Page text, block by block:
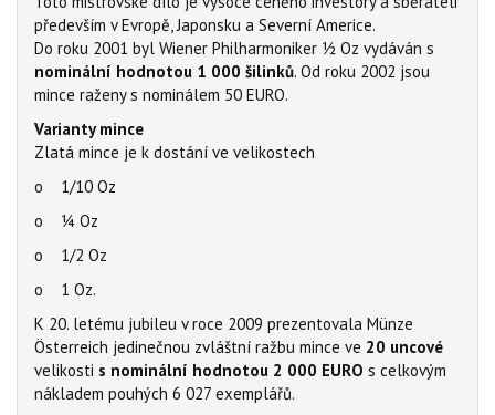
především v Evropě, Japonsku a Severní Americe.
Do roku 2001 byl Wiener Philharmoniker ½ Oz vydáván s
nominální hodnotou 1 000 šilinků. Od roku 2002 jsou
mince raženy s nominálem 50 EURO.
Varianty mince
Zlatá mince je k dostání ve velikostech
o 1/10 Oz
o ¼ Oz
o 1/2 Oz
o 1 Oz.
K 20. letému jubileu v roce 2009 prezentovala Münze
Österreich jedinečnou zvláštní ražbu mince ve 20 uncové
velikosti s nominální hodnotou 2 000 EURO s celkovým
nákladem pouhých 6 027 exemplářů.